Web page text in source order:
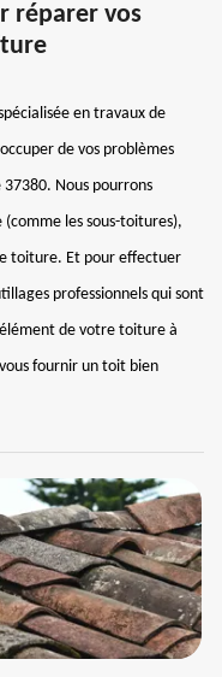
réparer vos
en travaux de
de vos problèmes
Nous pourrons
les sous-toitures),
toiture. Et pour effectuer
professionnels qui sont
de votre toiture à
fournir un toit bien